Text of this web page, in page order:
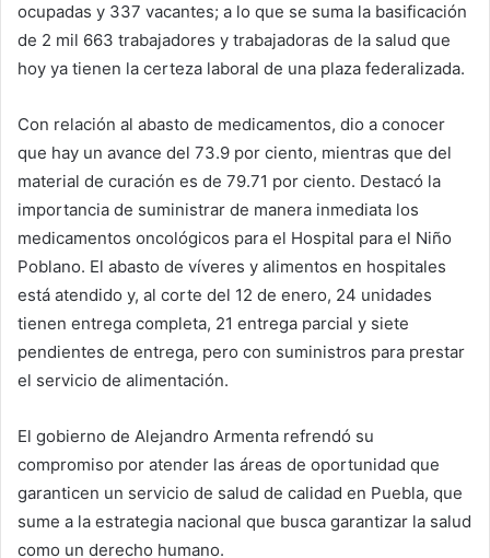
ocupadas y 337 vacantes; a lo que se suma la basificación
de 2 mil 663 trabajadores y trabajadoras de la salud que
hoy ya tienen la certeza laboral de una plaza federalizada.
Con relación al abasto de medicamentos, dio a conocer
que hay un avance del 73.9 por ciento, mientras que del
material de curación es de 79.71 por ciento. Destacó la
importancia de suministrar de manera inmediata los
medicamentos oncológicos para el Hospital para el Niño
Poblano. El abasto de víveres y alimentos en hospitales
está atendido y, al corte del 12 de enero, 24 unidades
tienen entrega completa, 21 entrega parcial y siete
pendientes de entrega, pero con suministros para prestar
el servicio de alimentación.
El gobierno de Alejandro Armenta refrendó su
compromiso por atender las áreas de oportunidad que
garanticen un servicio de salud de calidad en Puebla, que
sume a la estrategia nacional que busca garantizar la salud
como un derecho humano.